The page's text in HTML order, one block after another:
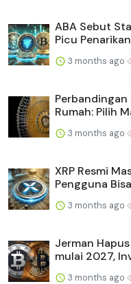
ABA Sebut
Picu
3 months ago
Rumah: Pilih
3 months ago
XRP Resmi
Pengguna
3 months ago
Jerman
mulai 2027,
3 months ago